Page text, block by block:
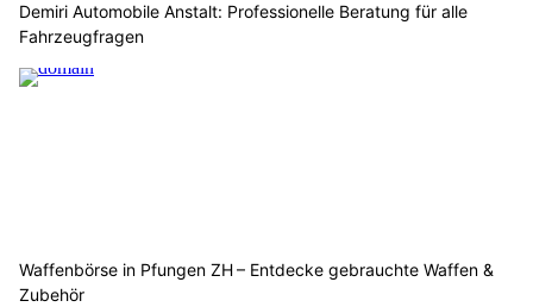
Demiri Automobile Anstalt: Professionelle Beratung für alle
Fahrzeugfragen
Waffenbörse in Pfungen ZH – Entdecke gebrauchte Waffen &
Zubehör